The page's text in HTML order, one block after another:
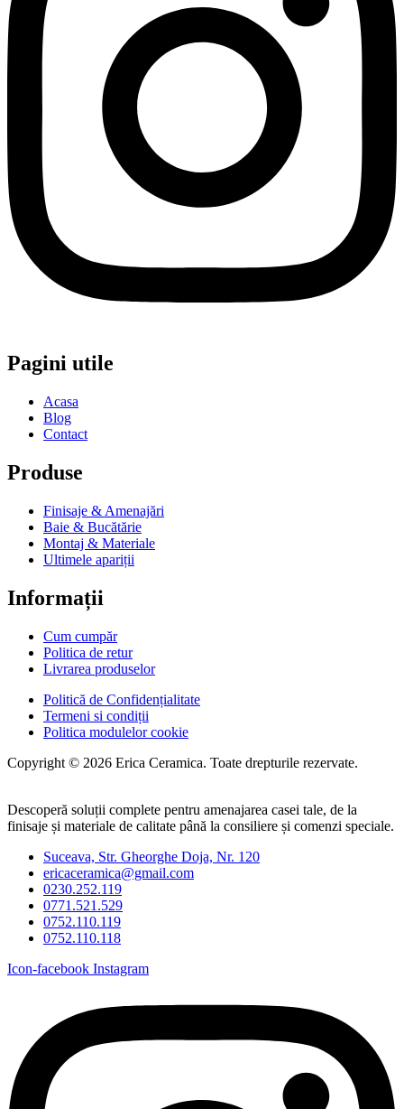
Pagini utile
Acasa
Blog
Contact
Produse
Finisaje & Amenajări
Baie & Bucătărie
Montaj & Materiale
Ultimele apariții
Informații
Cum cumpăr
Politica de retur
Livrarea produselor
Politică de Confidențialitate
Termeni si condiții
Politica modulelor cookie
Copyright © 2026 Erica Ceramica. Toate drepturile rezervate.
Descoperă soluții complete pentru amenajarea casei tale, de la
finisaje și materiale de calitate până la consiliere și comenzi speciale.
Suceava, Str. Gheorghe Doja, Nr. 120
ericaceramica@gmail.com
0230.252.119
0771.521.529
0752.110.119
0752.110.118
Icon-facebook Instagram